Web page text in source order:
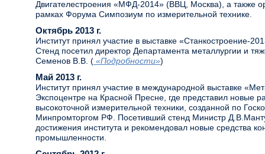
Двигателестроения «МФД-2014» (ВВЦ, Москва), а также
рамках Форума Симпозиум по измерительной технике.
Октябрь 2013 г.
Институт принял участие в выставке «Станкостроение-
Стенд посетил директор Департамента металлургии и
Семенов В.В. ( «Подробности»)
Май 2013 г.
Институт принял участие в международной выставке
Экспоцентре на Красной Пресне, где представил новые
высокоточной измерительной техники, созданной по
Минпромторгом РФ. Посетивший стенд Министр
достижения института и рекомендовал новые средства
промышленности.